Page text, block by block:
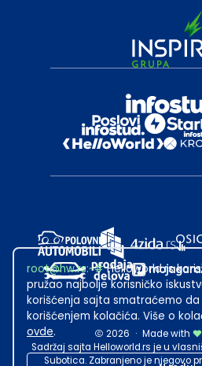
2026 · Made with
Sadržaj sajta Helloworld.rs je u
Subotica. Zabranjeno je njegovo
root@hw.rs:~#Helloworld.rs
pružao najbolje korisničko
korišćenja sajta smatraćemo
korišćenjem kolačića. Više o
ovde.